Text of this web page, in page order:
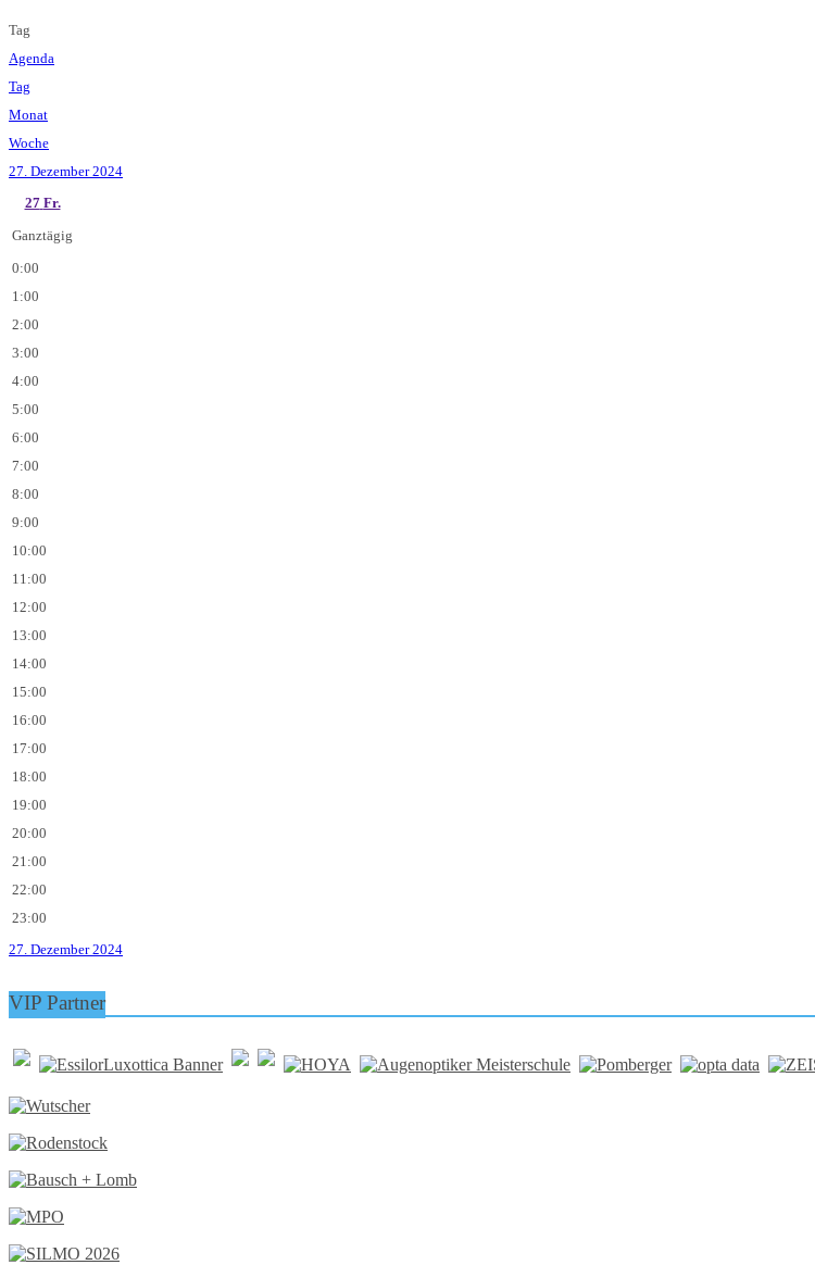
Tag
Agenda
Tag
Monat
Woche
27. Dezember 2024
27 Fr.
Ganztägig
0:00
1:00
2:00
3:00
4:00
5:00
6:00
7:00
8:00
9:00
10:00
11:00
12:00
13:00
14:00
15:00
16:00
17:00
18:00
19:00
20:00
21:00
22:00
23:00
27. Dezember 2024
VIP Partner